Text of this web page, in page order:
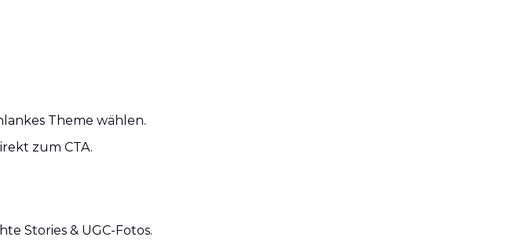
Theme wählen.
zum CTA.
Stories & UGC-Fotos.